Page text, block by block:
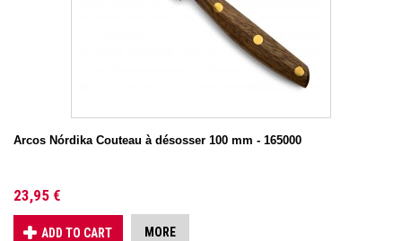
Arcos Nórdika Couteau à désosser 100 mm - 165000
23,95 €
ADD TO CART MORE